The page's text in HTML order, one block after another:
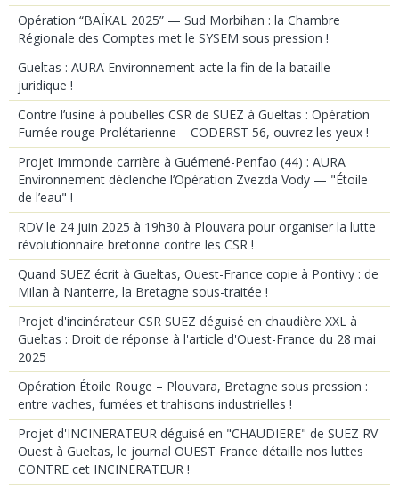
Opération “BAÏKAL 2025” — Sud Morbihan : la Chambre
Régionale des Comptes met le SYSEM sous pression !
Gueltas : AURA Environnement acte la fin de la bataille
juridique !
Contre l’usine à poubelles CSR de SUEZ à Gueltas : Opération
Fumée rouge Prolétarienne – CODERST 56, ouvrez les yeux !
Projet Immonde carrière à Guémené-Penfao (44) : AURA
Environnement déclenche l’Opération Zvezda Vody — "Étoile
de l’eau" !
RDV le 24 juin 2025 à 19h30 à Plouvara pour organiser la lutte
révolutionnaire bretonne contre les CSR !
Quand SUEZ écrit à Gueltas, Ouest-France copie à Pontivy : de
Milan à Nanterre, la Bretagne sous-traitée !
Projet d'incinérateur CSR SUEZ déguisé en chaudière XXL à
Gueltas : Droit de réponse à l'article d'Ouest-France du 28 mai
2025
Opération Étoile Rouge – Plouvara, Bretagne sous pression :
entre vaches, fumées et trahisons industrielles !
Projet d'INCINERATEUR déguisé en "CHAUDIERE" de SUEZ RV
Ouest à Gueltas, le journal OUEST France détaille nos luttes
CONTRE cet INCINERATEUR !